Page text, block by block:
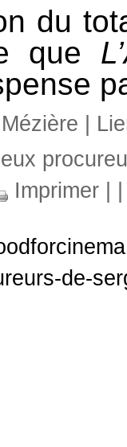
du
que
|
Imprimer
de-